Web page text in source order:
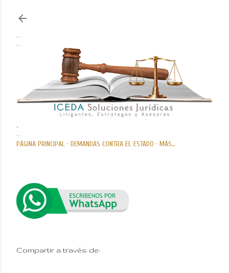
PÁGINA PRINCIPAL DEMANDAS CONTRA EL ESTADO MÁS…
Compartir a través de: